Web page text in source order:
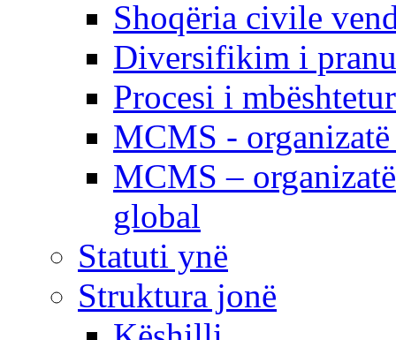
Shoqëria civile
Diversifikim i
Procesi i
MCMS -
MCMS –
global
Statuti ynë
Struktura jonë